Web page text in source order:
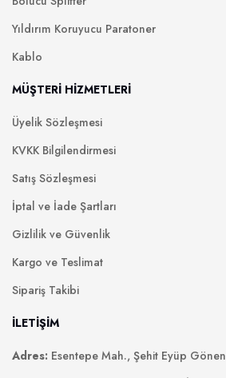
Yıldırım Koruyucu Paratoner
Kablo
MÜŞTERİ HİZMETLERİ
Üyelik Sözleşmesi
KVKK Bilgilendirmesi
Satış Sözleşmesi
İptal ve İade Şartları
Gizlilik ve Güvenlik
Kargo ve Teslimat
Sipariş Takibi
İLETİŞİM
Adres: Esentepe Mah., Şehit Eyüp Gönen